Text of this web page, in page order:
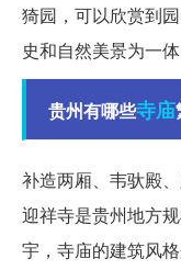
猗园，可以欣赏到
史和自然美景为一体
贵州有哪些寺庙
补造两厢、韦驮殿
迎祥寺是贵州地方
宇，寺庙的建筑风